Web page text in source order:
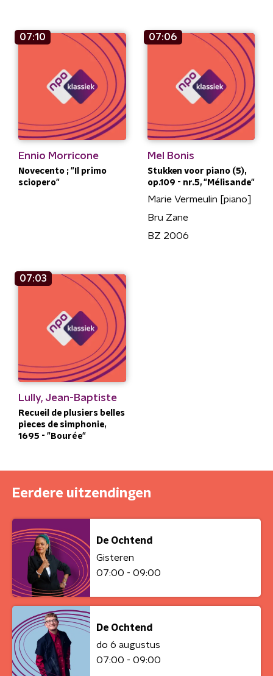
07:10
Ennio Morricone
Novecento ; "Il primo
sciopero"
07:06
Mel Bonis
Stukken voor piano (5),
op.109 - nr.5, "Mélisande"
Marie Vermeulin [piano]
Bru Zane
BZ 2006
07:03
Lully, Jean-Baptiste
Recueil de plusiers belles
pieces de simphonie,
1695 - "Bourée"
Eerdere uitzendingen
De Ochtend
Gisteren
07:00 - 09:00
De Ochtend
do 6 augustus
07:00 - 09:00